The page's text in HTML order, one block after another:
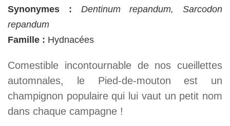
Synonymes :
Dentinum repandum, Sarcodon
repandum
Famille : Hydnacées
Comestible incontournable de nos cueillettes
automnales, le Pied-de-mouton est un
champignon populaire qui lui vaut un petit nom
dans chaque campagne !